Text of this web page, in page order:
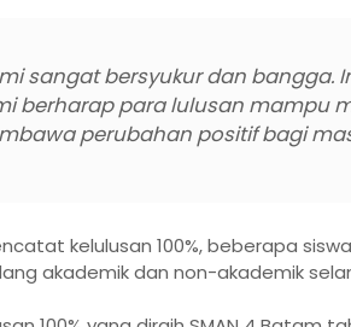
sangat bersyukur dan bangga.
berharap para lulusan mampu
perubahan positif bagi
kelulusan 100%, beberapa
akademik dan non-akademik